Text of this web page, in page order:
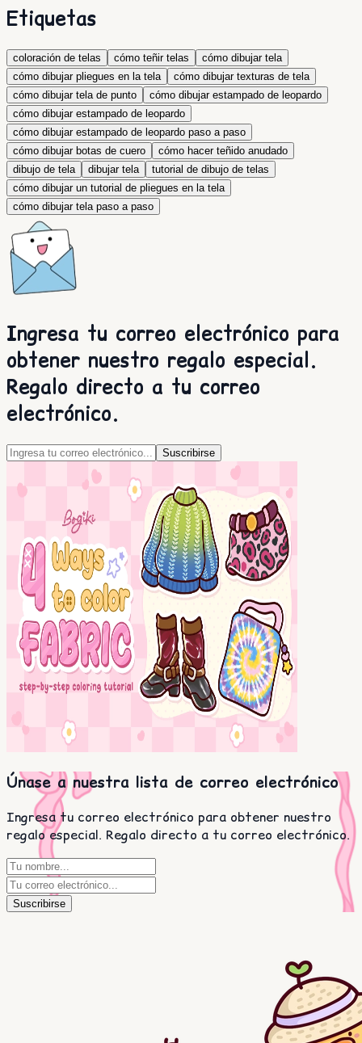
Etiquetas
coloración de telas cómo teñir telas
cómo dibujar tela
cómo dibujar pliegues en la tela
cómo dibujar texturas de tela
cómo dibujar tela de punto
cómo dibujar estampado de leopardo
cómo dibujar estampado de leopardo
cómo dibujar estampado de leopardo paso a paso
cómo dibujar botas de cuero
cómo hacer teñido anudado
dibujo de tela
dibujar tela
tutorial de dibujo de telas
cómo dibujar un tutorial de pliegues en la tela
cómo dibujar tela paso a paso
Ingresa tu correo electrónico para
obtener nuestro regalo especial.
Regalo directo a tu correo
electrónico.
Suscribirse
Únase a nuestra lista de correo electrónico
Ingresa tu correo electrónico para obtener nuestro
regalo especial. Regalo directo a tu correo electrónico.
Suscribirse